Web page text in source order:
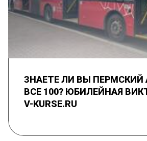
ЗНАЕТЕ ЛИ ВЫ ПЕРМСКИЙ
ВСЕ 100? ЮБИЛЕЙНАЯ
V-KURSE.RU